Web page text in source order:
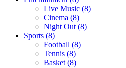
Live Music (8)
Cinema (8)
Night Out (8)
Sports (8)
Football (8)
Tennis (8)
Basket (8)